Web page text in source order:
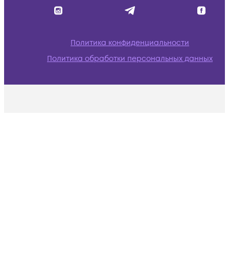
Политика конфиденциальности
Политика обработки персональных данных